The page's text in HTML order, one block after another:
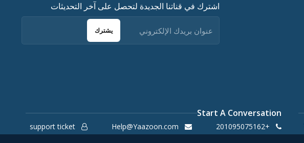
اشترك في قناتنا الجديدة لتحصل على آخر التحديثات
يشترك
Start A Conversation
+201095075162